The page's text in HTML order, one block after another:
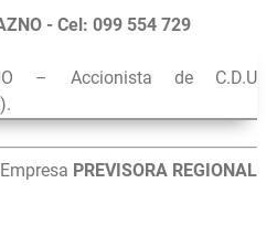
- Cel: 099 554 729
– Accionista de C.D.U
PREVISORA REGIONAL